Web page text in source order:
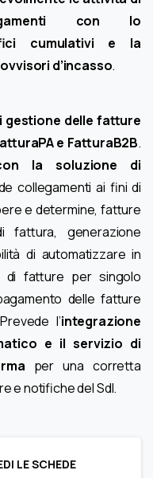
con lo
cumulativi e la
d’incasso.
gestione delle fatture
e FatturaB2B.
la soluzione di
collegamenti ai fini di
e determine, fatture
fattura, generazione
di automatizzare in
di fatture per singolo
delle fatture
l’integrazione
e il servizio di
per una corretta
e notifiche del SdI.
LE SCHEDE